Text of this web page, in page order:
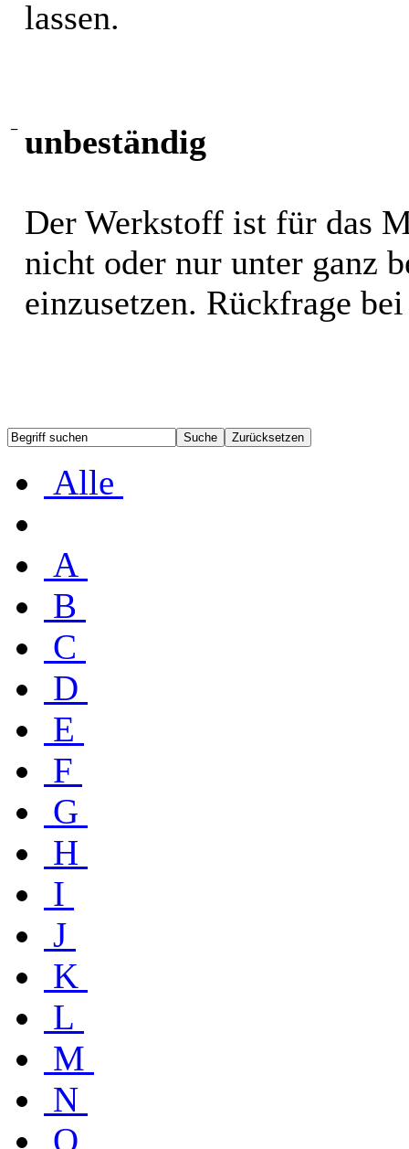
lassen.
− unbeständig
Der Werkstoff ist für das
nicht oder nur unter ganz
einzusetzen. Rückfrage
Alle
A
B
C
D
E
F
G
H
I
J
K
L
M
N
O